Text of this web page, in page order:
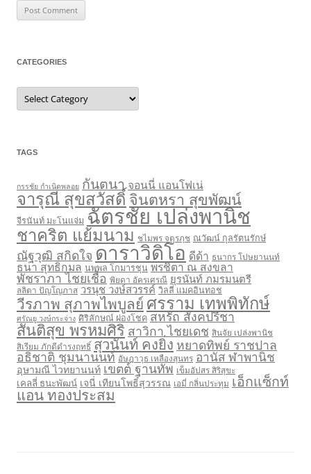
CATEGORIES
C
t
r
i
TAGS
กรรชัย กำเนิดพลอย กันตนา จอนนี่ แอนโฟเน่
จารุณี สุขสวัสดิ์ จินตหรา สุขพัฒน์
จีรนันท์ มะโนแจ่ม ฉัตรชัย เปล่งพานิช
ชาคริต แย้มนาม ชไมพร จตุรภุช ณวัฒน์ กุลรัตนรักษ์
ณัฐวุฒิ สกิดใจ ดาราวิดิโอ ดีด้า ธนากร โปษยานนท์
ธนา สุทธิกมล นพพล โกมารชุน พรชิตา ณ สงขลา
พัชราภา ไชยเชื้อ พิยดา อัครเศรณี ยุรนันท์ ภมรมนตรี
ลลิตา ปัญโญภาส วรนุช วงษ์สวรรค์ วิลลี่ แมคอินทอช
วีรภาพ สุภาพไพบูลย์ศรราม เทพพิทักษ์
ศรัณยู วงษ์กระจ่าง ศิริลักษณ์ ผ่องโชค สหรัถ สังคปรีชา
สันติสุข พรหมศิริ สาวิกา ไชยเดช สินจัย เปล่งพานิช
สิเรียม ภักดีดำรงฤทธิ์ สุวนันท์ คงยิ่ง หยาดทิพย์ ราชปาล
อธิชาติ ชุมนานนท์ อัษฎาวุธ เหลืองสุนทร อานัส ฬาพานิช
อุษามณี ไวทยานนท์ เขตต์ ฐานทัพ เข็มอัปสร สิริสุขะ
เคลลี่ ธนะพัฒน์ เจนี่ เทียนโพธิ์สุวรรณ เอมี่ กลิ่นประทุม เอ็กแซ็กท์
แอน ทองประสม